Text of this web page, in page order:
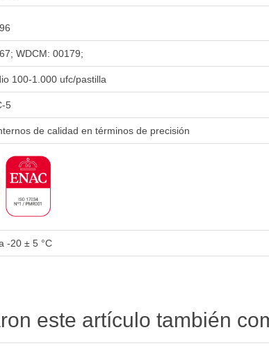
WDCM: 00179;
100-1.000 ufc/pastilla
5
de calidad en términos de precisión
-20 ± 5 °C
este artículo también